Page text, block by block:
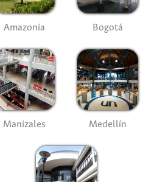
Amazonía Bogotá
Manizales Medellín